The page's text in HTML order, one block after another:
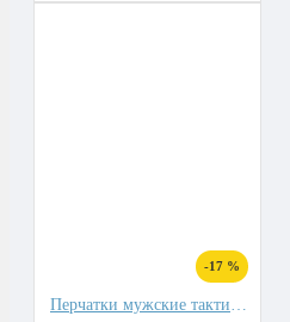
-17 %
Перчатки мужские тактические для сенсорных экранов, подкладка плюш